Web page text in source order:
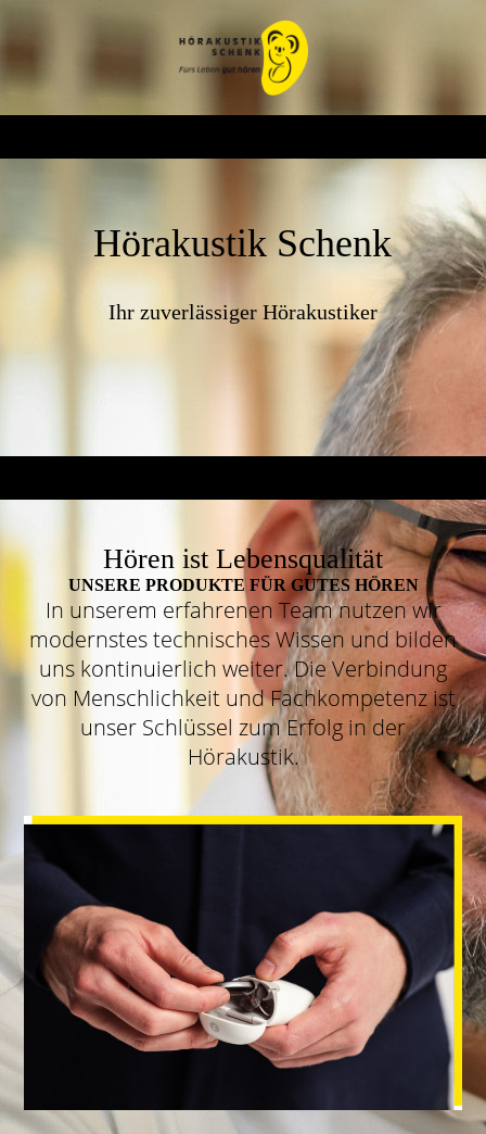
Hörakustik Schenk
Ihr zuverlässiger Hörakustiker
Hören ist Lebensqualität
UNSERE PRODUKTE FÜR GUTES HÖREN
In unserem erfahrenen Team nutzen wir
modernstes technisches Wissen und bilden
uns kontinuierlich weiter. Die Verbindung
von Menschlichkeit und Fachkompetenz ist
unser Schlüssel zum Erfolg in der
Hörakustik.